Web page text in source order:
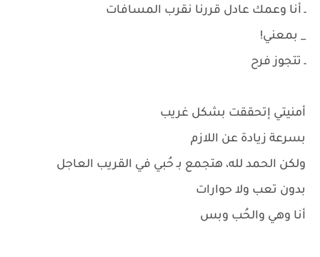
ـ أنا وعمك عادل قررنا نقرب المسافات
_ بمعني!
ـ تتجوز فرح
أمنيتي إتحققت بشكل غريب
بسرعة زيادة عن اللازم
ولكن الحمد لله، هتجمع بـ حُبي في القريب العاجل
بدون تعب ولا حوارات
أنا وهي والحُب وبس